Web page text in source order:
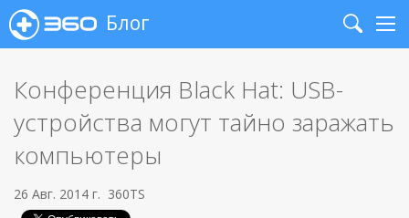
Блог
Search
Конференция Black Hat: USB-
устройства могут тайно заражать
компьютеры
26 Авг. 2014 г. 360TS